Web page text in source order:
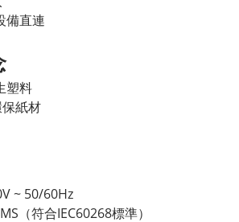
備直連
塑料
紙材
~ 50/60Hz
（符合IEC60268標準）